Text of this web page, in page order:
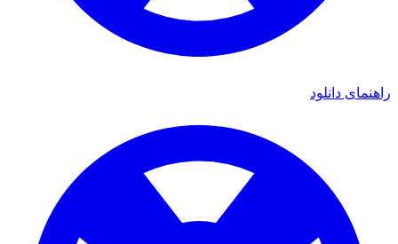
دانلود